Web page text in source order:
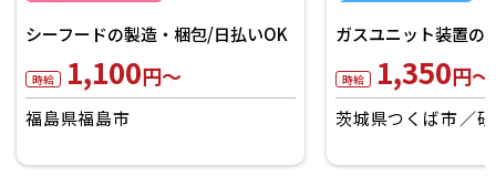
ガスユニット装置の製造/日払いOK
時給 1,350円～
茨城県つくば市
時給 1,300円～
宮城県仙台市泉区